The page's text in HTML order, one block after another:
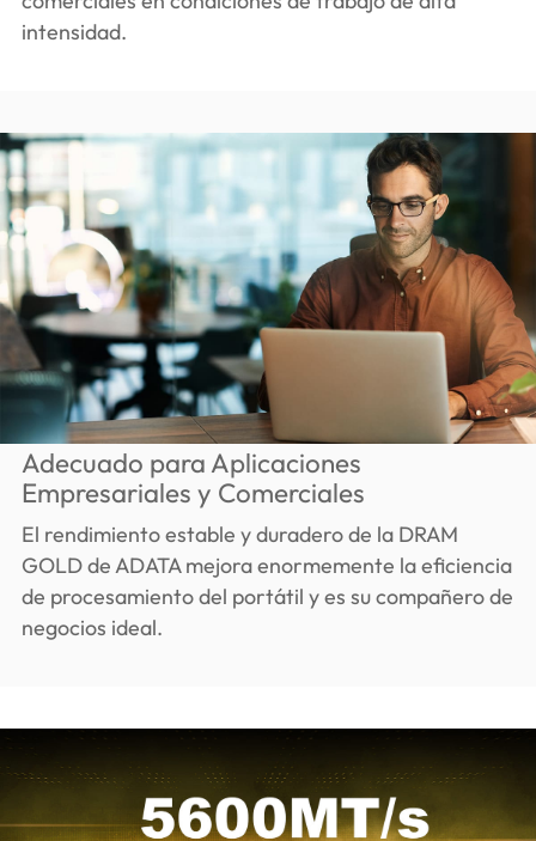
intensidad.
Adecuado para Aplicaciones
Empresariales y Comerciales
El rendimiento estable y duradero de la DRAM
GOLD de ADATA mejora enormemente la eficiencia
de procesamiento del portátil y es su compañero de
negocios ideal.